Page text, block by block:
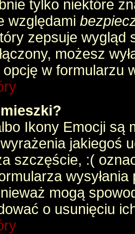
tylko niektóre
względami
zepsuje wygląd
możesz
w formularzu
Ikony Emocji są
jakiegoś
szczęście, :(
mogą
o usunięciu